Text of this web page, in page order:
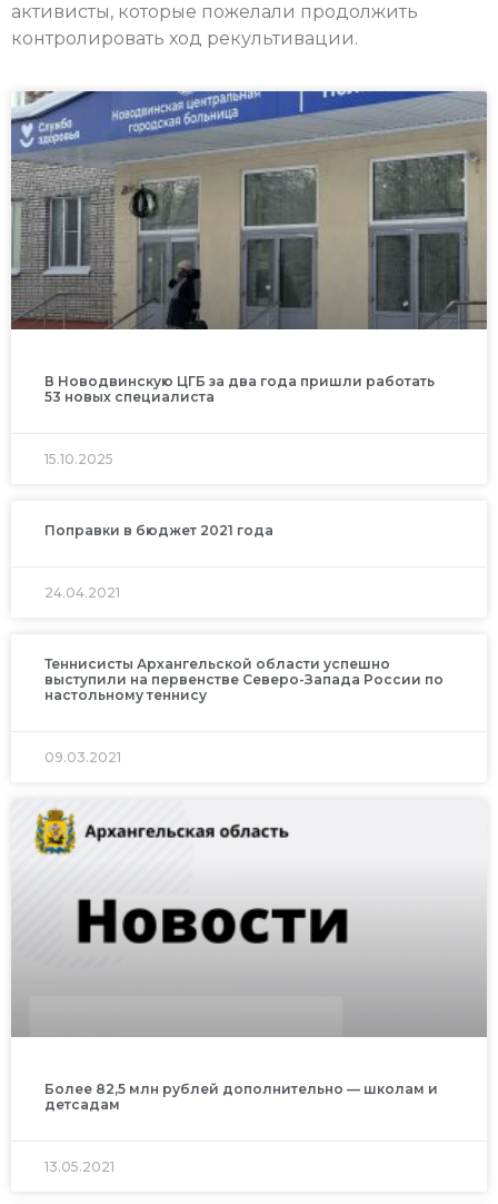
активисты, которые пожелали продолжить
контролировать ход рекультивации.
В Новодвинскую ЦГБ за два года пришли работать
53 новых специалиста
15.10.2025
Поправки в бюджет 2021 года
24.04.2021
Теннисисты Архангельской области успешно
выступили на первенстве Северо-Запада России по
настольному теннису
09.03.2021
Более 82,5 млн рублей дополнительно — школам и
детсадам
13.05.2021